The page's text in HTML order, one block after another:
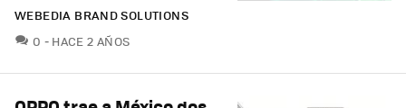
WEBEDIA BRAND SOLUTIONS
0 COMENTARIOS
HACE 2 AÑOS